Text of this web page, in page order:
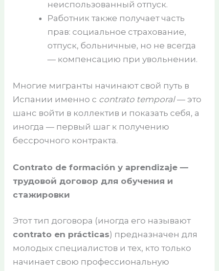
неиспользованный отпуск.
Работник также получает часть
прав: социальное страхование,
отпуск, больничные, но не всегда
— компенсацию при увольнении.
Многие мигранты начинают свой путь в
Испании именно с contrato temporal— это
шанс войти в коллектив и показать себя, а
иногда — первый шаг к получению
бессрочного контракта.
Contrato de formación y aprendizaje —
трудовой договор для обучения и
стажировки
Этот тип договора (иногда его называют
contrato en prácticas) предназначен для
молодых специалистов и тех, кто только
начинает свою профессиональную